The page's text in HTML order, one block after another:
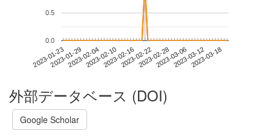
2023-01-232023-01-292023-02-042023-02-102023-02-162023-02-222023-02-282023-03-062023-03-122023-03-18
0.0
0.5
外部データベース (DOI)
Google Scholar